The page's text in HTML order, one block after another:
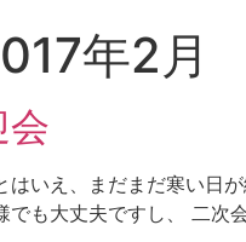
年2月
会
はいえ、まだまだ寒い日
でも大丈夫ですし、 二次